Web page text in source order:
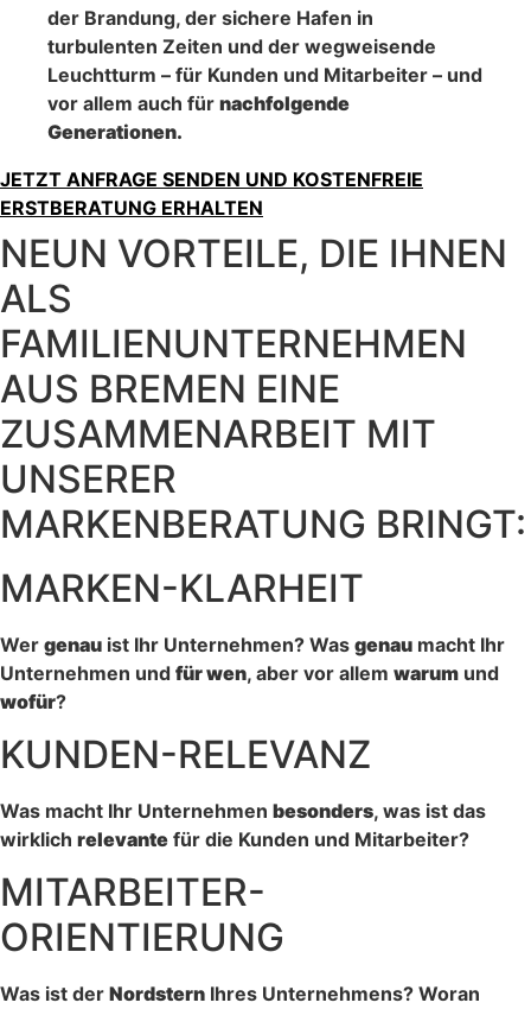
der Brandung, der sichere Hafen in
turbulenten Zeiten und der wegweisende
Leuchtturm – für Kunden und Mitarbeiter – und
vor allem auch für nachfolgende
Generationen.
JETZT ANFRAGE SENDEN UND KOSTENFREIE
ERSTBERATUNG ERHALTEN
NEUN VORTEILE, DIE IHNEN
ALS
FAMILIENUNTERNEHMEN
AUS BREMEN EINE
ZUSAMMENARBEIT MIT
UNSERER
MARKENBERATUNG BRINGT:
MARKEN-KLARHEIT
Wer genau ist Ihr Unternehmen? Was genau macht Ihr
Unternehmen und für wen, aber vor allem warum und
wofür?
KUNDEN-RELEVANZ
Was macht Ihr Unternehmen besonders, was ist das
wirklich relevante für die Kunden und Mitarbeiter?
MITARBEITER-
ORIENTIERUNG
Was ist der Nordstern Ihres Unternehmens? Woran